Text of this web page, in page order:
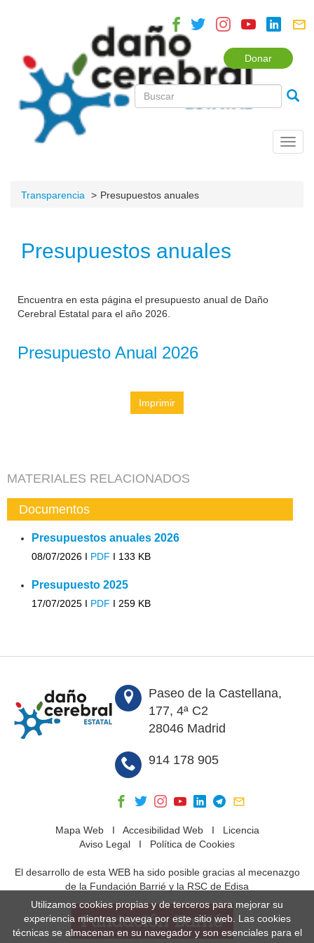
Donar
Transparencia Presupuestos anuales
Presupuestos anuales
Encuentra en esta página el presupuesto anual de Daño
Cerebral Estatal para el año 2026.
Presupuesto Anual 2026
Imprimir
MATERIALES RELACIONADOS
Documentos
Presupuestos anuales 2026
08/07/2026 I PDF I 133 KB
Presupuesto 2025
17/07/2025 I PDF I 259 KB
Paseo de la Castellana,
177, 4ª C2
28046 Madrid
914 178 905
Mapa WebI Accesibilidad WebI Licencia
Aviso Legal I Política de Cookies
El desarrollo de esta WEB ha sido posible gracias al mecenazgo
de la Fundación Barrié y la RSC de Edisa
Utilizamos cookies propias y de terceros para mejorar su
experiencia mientras navega por este sitio web. Las cookies
técnicas se almacenan en su navegador y son esenciales para el